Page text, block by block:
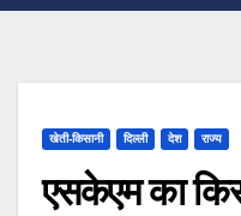
खेती-किसानी दिल्ली देश राज्य
एसकेएम का